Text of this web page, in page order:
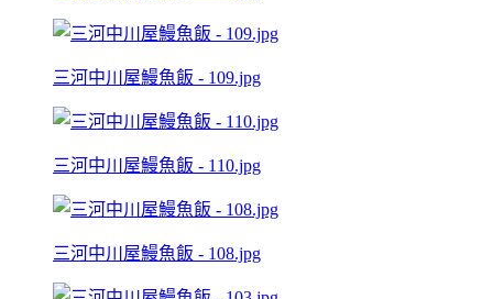
三河中川屋鰻魚飯 - 109.jpg
三河中川屋鰻魚飯 - 110.jpg
三河中川屋鰻魚飯 - 108.jpg